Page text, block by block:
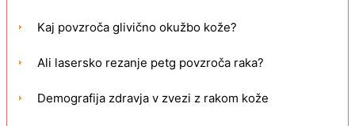
Kaj povzroča glivično okužbo kože?
Ali lasersko rezanje petg povzroča raka?
Demografija zdravja v zvezi z rakom kože